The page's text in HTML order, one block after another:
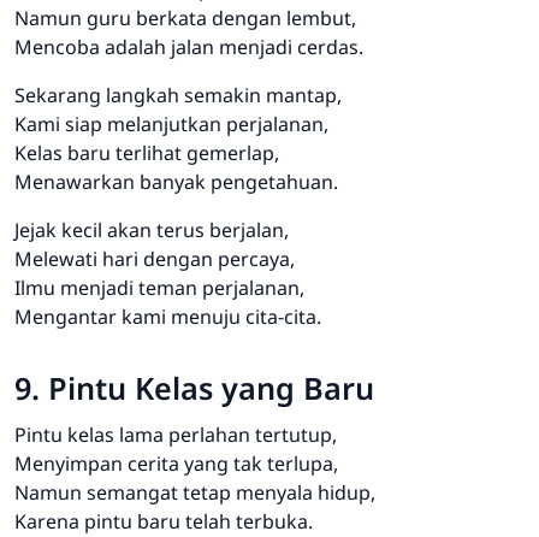
Namun guru berkata dengan lembut,
Mencoba adalah jalan menjadi cerdas.
Sekarang langkah semakin mantap,
Kami siap melanjutkan perjalanan,
Kelas baru terlihat gemerlap,
Menawarkan banyak pengetahuan.
Jejak kecil akan terus berjalan,
Melewati hari dengan percaya,
Ilmu menjadi teman perjalanan,
Mengantar kami menuju cita-cita.
9. Pintu Kelas yang Baru
Pintu kelas lama perlahan tertutup,
Menyimpan cerita yang tak terlupa,
Namun semangat tetap menyala hidup,
Karena pintu baru telah terbuka.